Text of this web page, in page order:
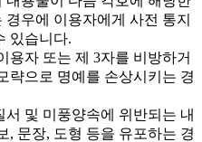
경우에 이용자에게 사전 통지
있습니다.
용자 또는 제 3자를 비방하거
략으로 명예를 손상시키는 경
서 및 미풍양속에 위반되는 내
, 문장, 도형 등을 유포하는 경